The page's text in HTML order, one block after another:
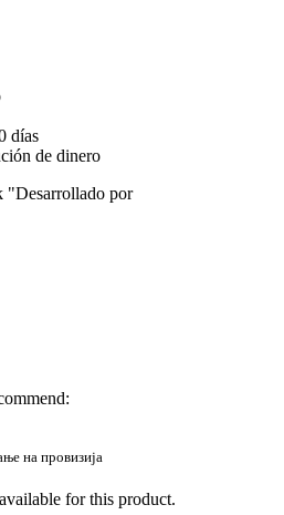
días
de dinero
"Desarrollado por
на провизија
for this product.